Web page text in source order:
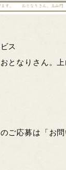
ス
となりさん。上
ご応募は「お